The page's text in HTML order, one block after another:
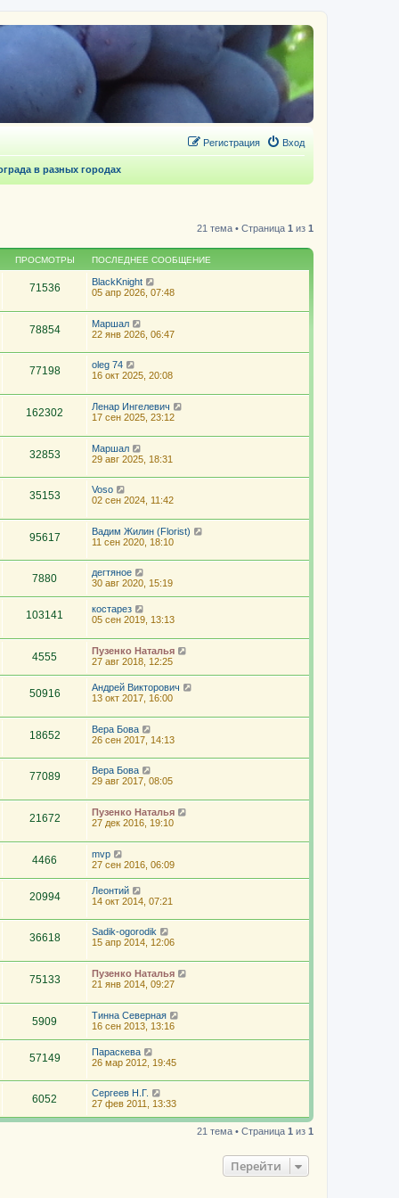
Вход
Регистрация
в разных городах
21 тема • Страница 1 из 1
ПРОСМОТРЫ ПОСЛЕДНЕЕ СООБЩЕНИЕ
71536
BlackKnight
05 апр 2026, 07:48
78854
Маршал
22 янв 2026, 06:47
77198
oleg 74
16 окт 2025, 20:08
162302
Ленар Ингелевич
17 сен 2025, 23:12
32853
Маршал
29 авг 2025, 18:31
35153
Voso
02 сен 2024, 11:42
95617
Вадим Жилин (Florist)
11 сен 2020, 18:10
7880
дегтяное
30 авг 2020, 15:19
103141
костарез
05 сен 2019, 13:13
4555
Пузенко Наталья
27 авг 2018, 12:25
50916
Андрей Викторович
13 окт 2017, 16:00
18652
Вера Бова
26 сен 2017, 14:13
77089
Вера Бова
29 авг 2017, 08:05
21672
Пузенко Наталья
27 дек 2016, 19:10
4466
mvp
27 сен 2016, 06:09
20994
Леонтий
14 окт 2014, 07:21
36618
Sadik-ogorodik
15 апр 2014, 12:06
75133
Пузенко Наталья
21 янв 2014, 09:27
5909
Тинна Северная
16 сен 2013, 13:16
57149
Параскева
26 мар 2012, 19:45
6052
Сергeев Н.Г.
27 фев 2011, 13:33
21 тема • Страница 1 из 1
Перейти